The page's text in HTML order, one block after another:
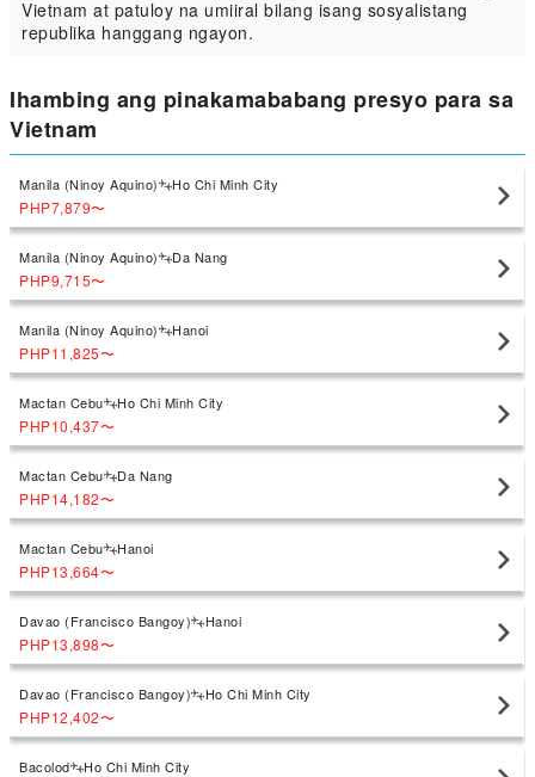
Vietnam at patuloy na umiiral bilang isang sosyalistang
republika hanggang ngayon.
Ihambing ang pinakamababang presyo para sa
Vietnam
Manila (Ninoy Aquino) Ho Chi Minh City
PHP7,879〜
Manila (Ninoy Aquino) Da Nang
PHP9,715〜
Manila (Ninoy Aquino) Hanoi
PHP11,825〜
Mactan Cebu Ho Chi Minh City
PHP10,437〜
Mactan Cebu Da Nang
PHP14,182〜
Mactan Cebu Hanoi
PHP13,664〜
Davao (Francisco Bangoy) Hanoi
PHP13,898〜
Davao (Francisco Bangoy) Ho Chi Minh City
PHP12,402〜
Bacolod Ho Chi Minh City